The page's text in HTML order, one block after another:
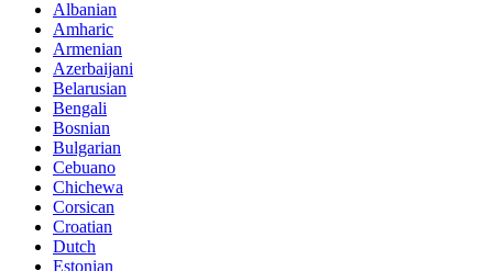
Albanian
Amharic
Armenian
Azerbaijani
Belarusian
Bengali
Bosnian
Bulgarian
Cebuano
Chichewa
Corsican
Croatian
Dutch
Estonian